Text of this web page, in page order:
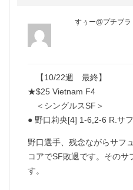
すぅー@プチブラ
【10/22週 最終】
★$25 Vietnam F4
＜シングルスSF＞
● 野口莉央[4] 1-6,2-6 R.サ
野口選手、残念ながらサフ
コアでSF敗退です。その
す。